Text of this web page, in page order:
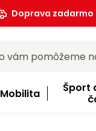
Doprava zadarmo
Mobilita
Šport